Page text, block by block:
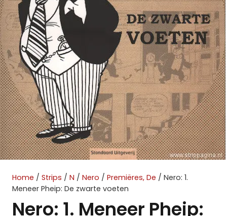
Home / Strips / N / Nero / Premiëres, De / Nero: 1.
Meneer Pheip: De zwarte voeten
Nero: 1. Meneer Pheip: